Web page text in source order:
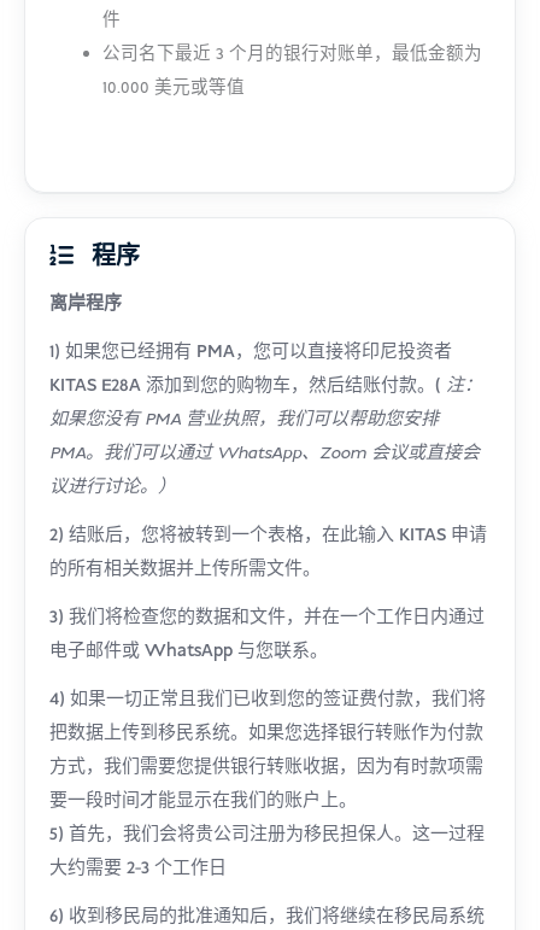
件
公司名下最近 3 个月的银行对账单，最低金额为
10.000 美元或等值
程序
离岸程序
1) 如果您已经拥有 PMA，您可以直接将印尼投资者
KITAS E28A 添加到您的购物车，然后结账付款。( 注：
如果您没有 PMA 营业执照，我们可以帮助您安排
PMA。我们可以通过 WhatsApp、Zoom 会议或直接会
议进行讨论。）
2) 结账后，您将被转到一个表格，在此输入 KITAS 申请
的所有相关数据并上传所需文件。
3) 我们将检查您的数据和文件，并在一个工作日内通过
电子邮件或 WhatsApp 与您联系。
4) 如果一切正常且我们已收到您的签证费付款，我们将
把数据上传到移民系统。如果您选择银行转账作为付款
方式，我们需要您提供银行转账收据，因为有时款项需
要一段时间才能显示在我们的账户上。
5) 首先，我们会将贵公司注册为移民担保人。这一过程
大约需要 2-3 个工作日
6) 收到移民局的批准通知后，我们将继续在移民局系统